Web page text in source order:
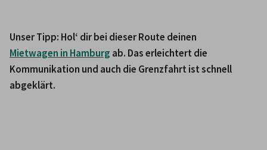
Mietwagen in Hamburg ab. Das erleichtert die
Kommunikation und auch die Grenzfahrt ist schnell
abgeklärt.